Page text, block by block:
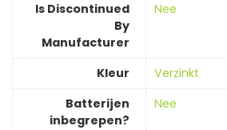
Is Discontinued
By
Manufacturer
‎Nee
Kleur
‎Verzinkt
Batterijen
inbegrepen?
‎Nee